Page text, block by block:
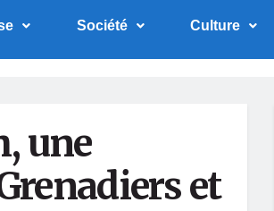
Société Culture
une
et